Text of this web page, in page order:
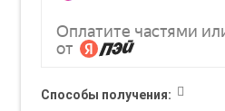
Способы получения: